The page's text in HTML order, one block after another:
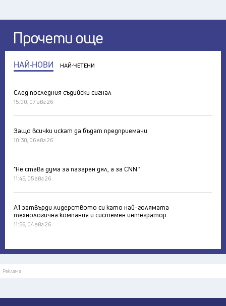
Прочети още
НАЙ-НОВИ НАЙ-ЧЕТЕНИ
След последния съдийски сигнал
15:00, 07 авг 26
Защо всички искат да бъдат предприемачи
10:30, 06 авг 26
"Не става дума за пазарен дял, а за CNN."
11:45, 05 авг 26
А1 затвърди лидерството си като най-голямата
технологична компания и системен интегратор
11:56, 04 авг 26
Реклама